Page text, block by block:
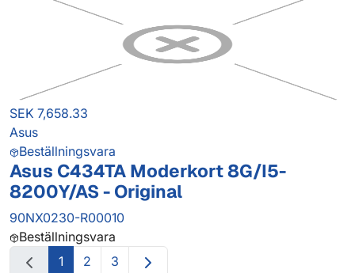
SEK 7,658.33
Asus
Beställningsvara
Asus C434TA Moderkort 8G/I5-
8200Y/AS - Original
90NX0230-R00010
Beställningsvara
1
2 3